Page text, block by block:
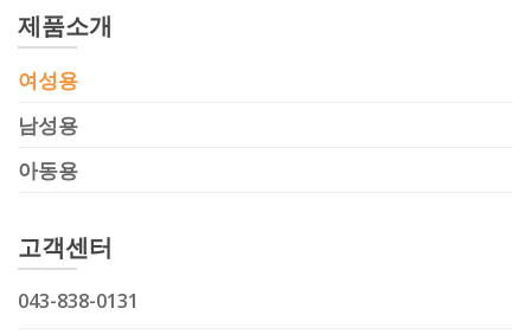
제품소개
여성용
남성용
아동용
고객센터
043-838-0131